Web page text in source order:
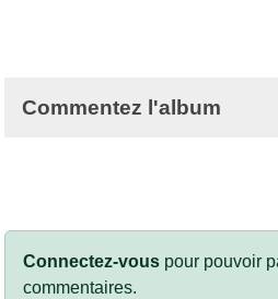
Commentez l'album
Connectez-vous pour pouvoir
commentaires.